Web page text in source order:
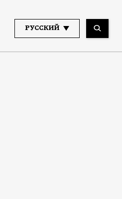
РУССКИЙ